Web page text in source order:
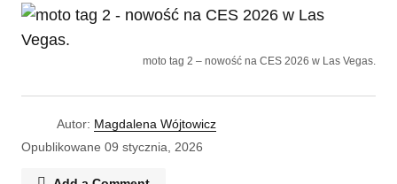
moto tag 2 – nowość na CES 2026 w Las Vegas.
Autor: Magdalena Wójtowicz
Opublikowane 09 stycznia, 2026